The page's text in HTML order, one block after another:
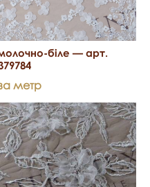
біле — арт.
метр